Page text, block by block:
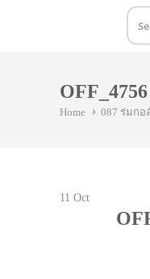
OFF_4756
Home 087 ร่มกอ
11 Oct